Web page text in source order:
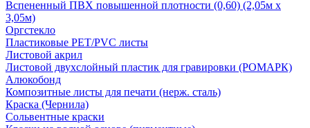
Вспененный ПВХ повышенной плотности (0,60) (2,05м х
3,05м)
Оргстекло
Пластиковые PET/PVC листы
Листовой акрил
Листовой двухслойный пластик для гравировки (РОМАРК)
Алюкобонд
Композитные листы для печати (нерж. сталь)
Краска (Чернила)
Сольвентные краски